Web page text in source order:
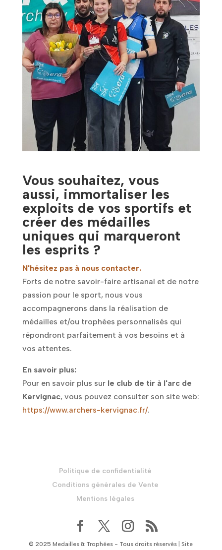
Vous souhaitez, vous
aussi, immortaliser les
exploits de vos sportifs et
créer des médailles
uniques qui marqueront
les esprits ?
N'hésitez pas à nous contacter.
Forts de notre savoir-faire artisanal et de notre
passion pour le sport, nous vous
accompagnerons dans la réalisation de
médailles et/ou trophées personnalisés qui
répondront parfaitement à vos besoins et à
vos attentes.
En savoir plus:
Pour en savoir plus sur le club de tir à l'arc de
Kervignac, vous pouvez consulter son site web:
https://www.archers-kervignac.fr/.
Politique de confidentialité
Conditions générales de Vente
Mentions légales
© 2025 Medailles & Trophées - Tous droits réservés | Site